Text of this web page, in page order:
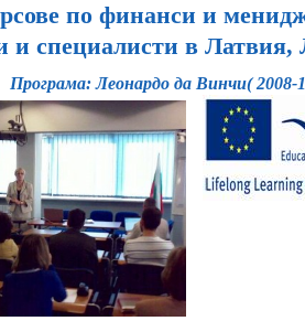
по финанси и
и специалисти в
Програма: Леонардо да Винчи( 2008-